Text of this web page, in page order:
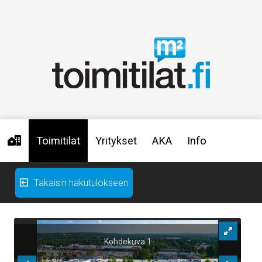
Toimitilat Yritykset AKA Info
Takaisin hakutulokseen
Kohdekuva 1